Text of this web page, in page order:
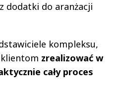
dodatki do aranżacji
kompleksu,
zrealizować w
cały proces